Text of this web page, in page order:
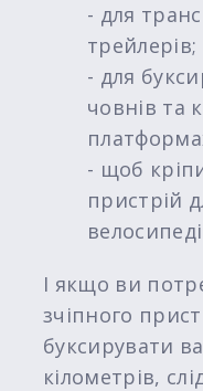
- для
трейлерів;
- для
човнів та
- щоб
пристрій
І якщо ви
зчіпного
буксирувати
кілометрів,